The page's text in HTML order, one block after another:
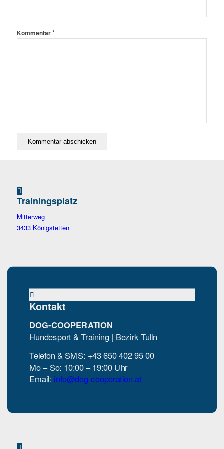
Kommentar*
Trainingsplatz
Mitterweg
3433 Königstetten
Kontakt
DOG-COOPERATION
Hundesport & Training | Bezirk Tulln
Telefon & SMS: +43 650 402 95 00
Mo – So: 10:00 – 19:00 Uhr
Email: info@dog-cooperation.at